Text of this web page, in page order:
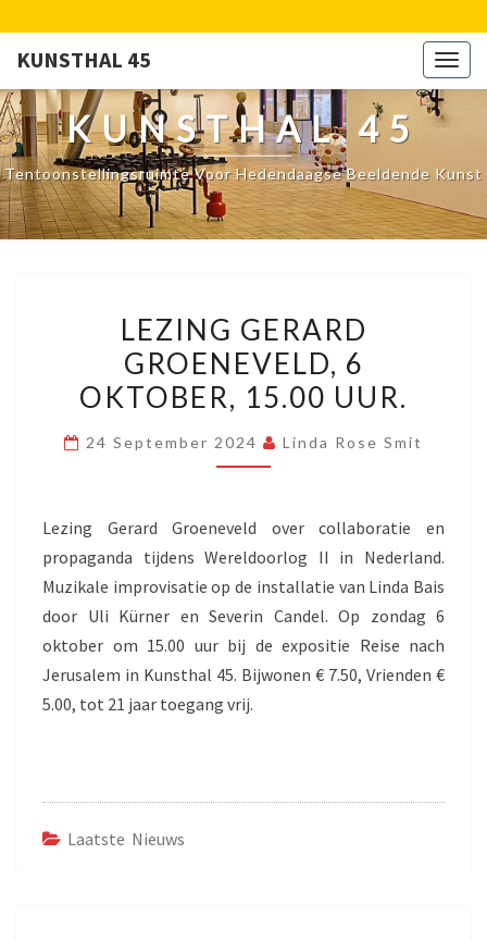
KUNSTHAL 45
KUNSTHAL 45
Tentoonstellingsruimte Voor Hedendaagse Beeldende Kunst
GERARD
GROENEVELD,
6
15.00
LEZING GERARD
GROENEVELD, 6
OKTOBER, 15.00 UUR.
24 September 2024 Linda Rose Smit
Lezing Gerard Groeneveld over collaboratie en
propaganda tijdens Wereldoorlog II in Nederland.
Muzikale improvisatie op de installatie van Linda Bais
door Uli Kürner en Severin Candel. Op zondag 6
oktober om 15.00 uur bij de expositie Reise nach
Jerusalem in Kunsthal 45. Bijwonen € 7.50, Vrienden €
5.00, tot 21 jaar toegang vrij.
Laatste Nieuws